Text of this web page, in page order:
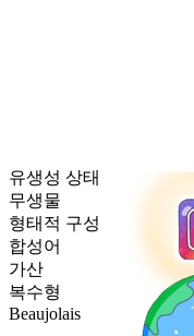
유생성 상태
무생물
형태적 구성
합성어
가산
복수형
Beaujolais